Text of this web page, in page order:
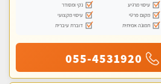
עיסוי מרגיע
נקי ומסודר
מקום פרטי
עיסוי מקצועי
תמונה אמיתית
דוברת עיברית
055-4531920